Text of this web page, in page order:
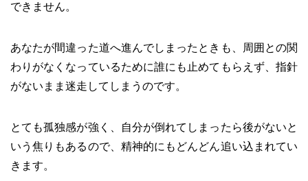
できません。
あなたが間違った道へ進んでしまったときも、周囲との関
わりがなくなっているために誰にも止めてもらえず、指針
がないまま迷走してしまうのです。
とても孤独感が強く、自分が倒れてしまったら後がないと
いう焦りもあるので、精神的にもどんどん追い込まれてい
きます。